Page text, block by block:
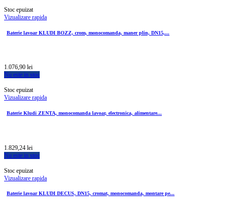
Stoc epuizat
Vizualizare rapida
Baterie lavoar KLUDI BOZZ, crom, monocomanda, maner plin, DN15,...
1.076,90 lei
Nu este in stoc
Stoc epuizat
Vizualizare rapida
Baterie Kludi ZENTA, monocomanda lavoar, electronica, alimentare...
1.829,24 lei
Nu este in stoc
Stoc epuizat
Vizualizare rapida
Baterie lavoar KLUDI DECUS, DN15, cromat, monocomanda, montare pe...